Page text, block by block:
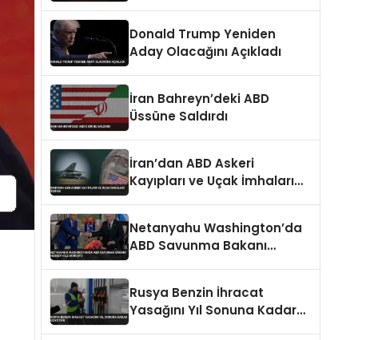
Donald Trump Yeniden
Aday Olacağını Açıkladı
İran Bahreyn’deki ABD
Üssüne Saldırdı
İran’dan ABD Askeri
Kayıpları ve Uçak İmhaları
Netanyahu Washington’da
ABD Savunma Bakanı
Rusya Benzin İhracat
Yasağını Yıl Sonuna Kadar